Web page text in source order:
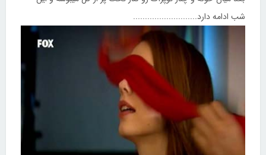
شب ادامه دارد...........................